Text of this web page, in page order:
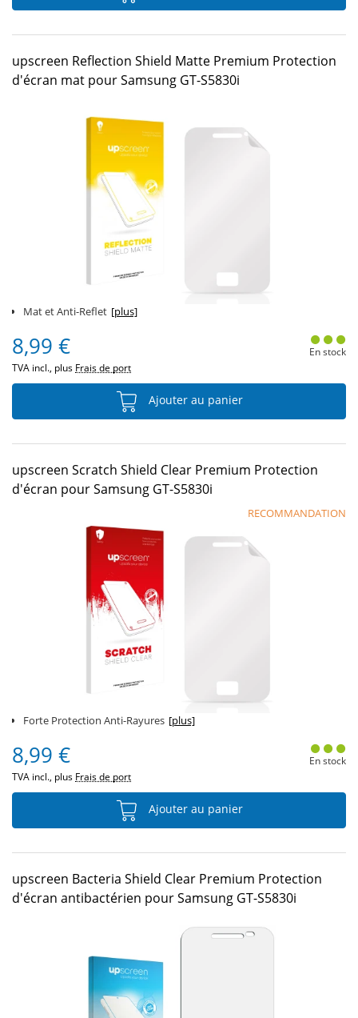
upscreen Reflection Shield Matte Premium Protection
d'écran mat pour Samsung GT-S5830i
Mat et Anti-Reflet [plus]
8,99 €
TVA incl., plus Frais de port
En stock
Ajouter au panier
upscreen Scratch Shield Clear Premium Protection
d'écran pour Samsung GT-S5830i
RECOMMANDATION
Forte Protection Anti-Rayures [plus]
8,99 €
TVA incl., plus Frais de port
En stock
Ajouter au panier
upscreen Bacteria Shield Clear Premium Protection
d'écran antibactérien pour Samsung GT-S5830i